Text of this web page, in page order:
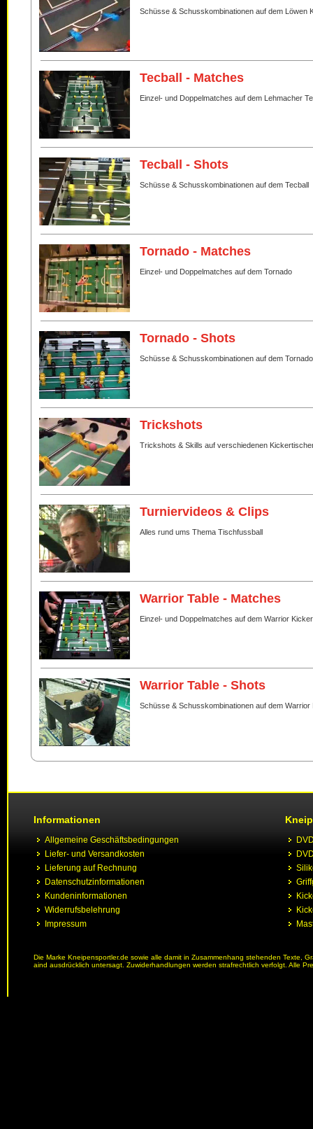
Schüsse & Schusskombinationen auf dem Löwen
Tecball - Matches
Einzel- und Doppelmatches auf dem Lehmacher
Tecball - Shots
Schüsse & Schusskombinationen auf dem Tecball
Tornado - Matches
Einzel- und Doppelmatches auf dem Tornado
Tornado - Shots
Schüsse & Schusskombinationen auf dem
Trickshots
Trickshots & Skills auf verschiedenen
Turniervideos & Clips
Alles rund ums Thema Tischfussball
Warrior Table - Matches
Einzel- und Doppelmatches auf dem Warrior Kicker
Warrior Table - Shots
Schüsse & Schusskombinationen auf dem Warrior
Informationen
Allgemeine Geschäftsbedingungen
Liefer- und Versandkosten
Lieferung auf Rechnung
Datenschutzinformationen
Kundeninformationen
Widerrufsbelehrung
Impressum
Die Marke Kneipensportler.de sowie alle damit in Zusammenhang stehenden Texte,
aind ausdrücklich untersagt. Zuwiderhandlungen werden strafrechtlich verfolgt. Alle